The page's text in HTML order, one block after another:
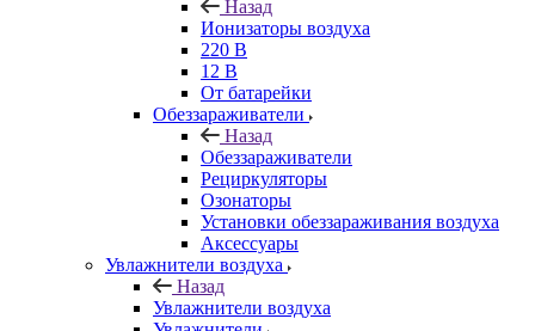
Назад
Ионизаторы воздуха
220 В
12 В
От батарейки
Обеззараживатели
Назад
Обеззараживатели
Рециркуляторы
Озонаторы
Установки обеззараживания воздуха
Аксессуары
Увлажнители воздуха
Назад
Увлажнители воздуха